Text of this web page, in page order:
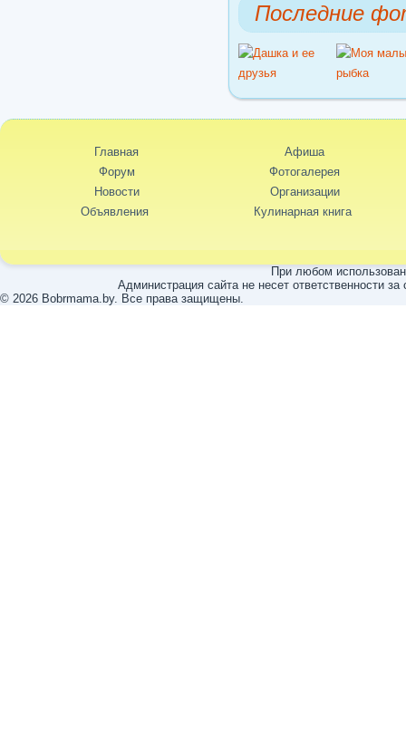
Последние
Главная
Форум
Новости
Объявления
Афиша
Фотогалерея
Организации
Кулинарная книга
При любом
Администрация сайта не несет ответственности
© 2026 Bobrmama.by. Все права защищены.